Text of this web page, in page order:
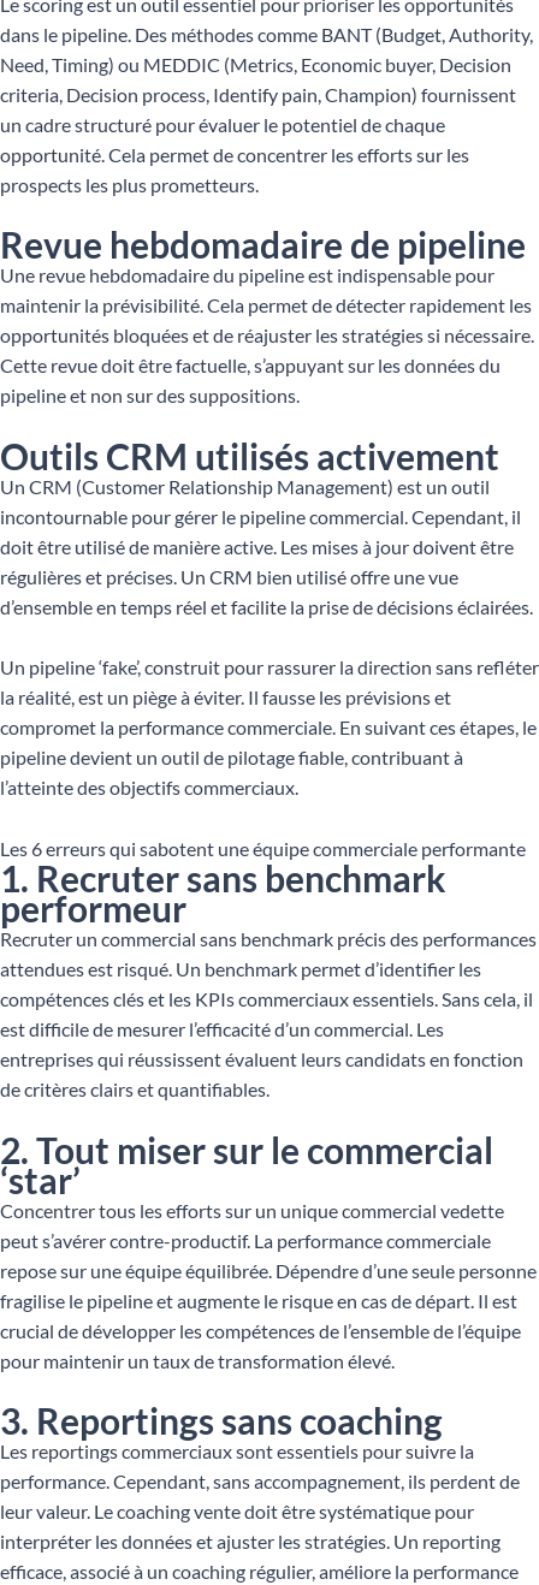
dans le pipeline. Des méthodes comme BANT (Budget, Authority,
Need, Timing) ou MEDDIC (Metrics, Economic buyer, Decision
criteria, Decision process, Identify pain, Champion) fournissent
un cadre structuré pour évaluer le potentiel de chaque
opportunité. Cela permet de concentrer les efforts sur les
prospects les plus prometteurs.
Revue hebdomadaire de pipeline
Une revue hebdomadaire du pipeline est indispensable pour
maintenir la prévisibilité. Cela permet de détecter rapidement les
opportunités bloquées et de réajuster les stratégies si nécessaire.
Cette revue doit être factuelle, s’appuyant sur les données du
pipeline et non sur des suppositions.
Outils CRM utilisés activement
Un CRM (Customer Relationship Management) est un outil
incontournable pour gérer le pipeline commercial. Cependant, il
doit être utilisé de manière active. Les mises à jour doivent être
régulières et précises. Un CRM bien utilisé offre une vue
d’ensemble en temps réel et facilite la prise de décisions éclairées.
Un pipeline ‘fake’, construit pour rassurer la direction sans refléter
la réalité, est un piège à éviter. Il fausse les prévisions et
compromet la performance commerciale. En suivant ces étapes, le
pipeline devient un outil de pilotage fiable, contribuant à
l’atteinte des objectifs commerciaux.
Les 6 erreurs qui sabotent une équipe commerciale performante
1. Recruter sans benchmark
performeur
Recruter un commercial sans benchmark précis des performances
attendues est risqué. Un benchmark permet d’identifier les
compétences clés et les KPIs commerciaux essentiels. Sans cela, il
est difficile de mesurer l’efficacité d’un commercial. Les
entreprises qui réussissent évaluent leurs candidats en fonction
de critères clairs et quantifiables.
2. Tout miser sur le commercial
‘star’
Concentrer tous les efforts sur un unique commercial vedette
peut s’avérer contre-productif. La performance commerciale
repose sur une équipe équilibrée. Dépendre d’une seule personne
fragilise le pipeline et augmente le risque en cas de départ. Il est
crucial de développer les compétences de l’ensemble de l’équipe
pour maintenir un taux de transformation élevé.
3. Reportings sans coaching
Les reportings commerciaux sont essentiels pour suivre la
performance. Cependant, sans accompagnement, ils perdent de
leur valeur. Le coaching vente doit être systématique pour
interpréter les données et ajuster les stratégies. Un reporting
efficace, associé à un coaching régulier, améliore la performance